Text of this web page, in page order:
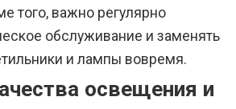
того, важно регулярно
обслуживание и заменять
и лампы вовремя.
освещения и